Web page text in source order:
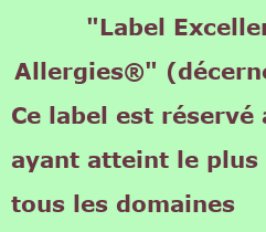
"Label
Allergies®"
Ce label est
ayant atteint le plus
tous les domaines